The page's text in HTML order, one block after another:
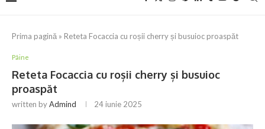
Prima pagină » Reteta Focaccia cu roșii cherry și busuioc proaspăt
Pâine
Reteta Focaccia cu roșii cherry și busuioc
proaspăt
written byAdmind 24 iunie 2025